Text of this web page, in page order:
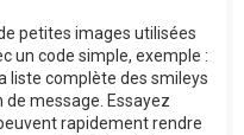
petites images utilisées
un code simple, exemple :
liste complète des smileys
message. Essayez
rapidement rendre